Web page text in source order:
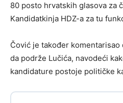
80 posto hrvatskih glasova za
Kandidatkinja HDZ-a za tu
Čović je također
da podrže Lučića, navodeći
kandidature postoje političke